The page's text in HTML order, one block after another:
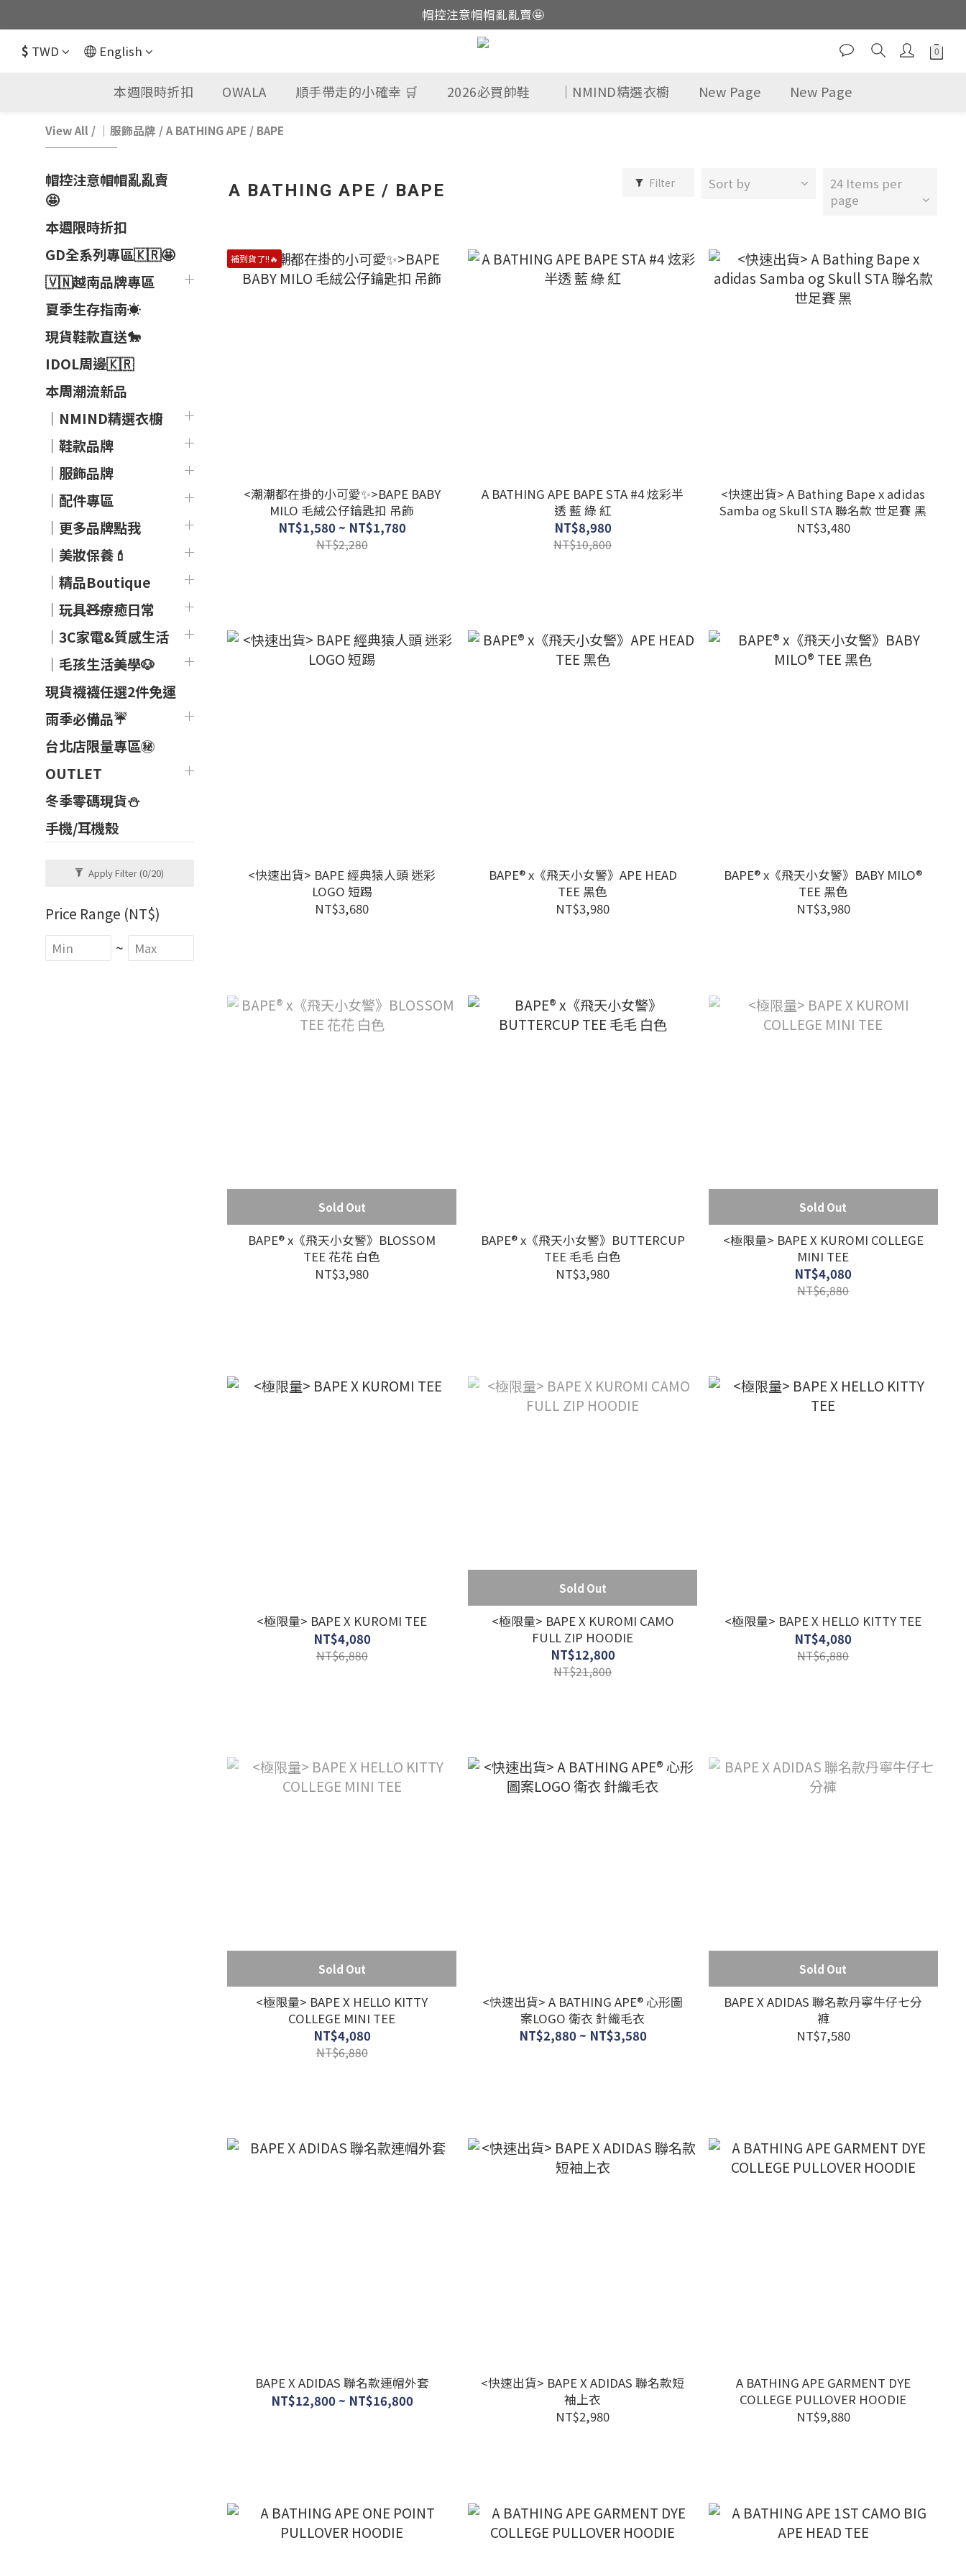
這裡現貨不用等👟
帽控注意帽帽亂亂賣🤩
這裡現貨不用等👟
$ TWD English
本週限時折扣 OWALA 順手帶走的小確幸 🛒 2026必買帥鞋 ｜NMIND精選衣櫥 New Page New Page
View All / ｜服飾品牌 /A BATHING APE / BAPE
帽控注意帽帽亂亂賣
🤩
本週限時折扣
GD全系列專區🇰🇷🤩
🇻🇳越南品牌專區
夏季生存指南☀️
現貨鞋款直送🐎
IDOL周邊🇰🇷
本周潮流新品
｜NMIND精選衣櫥
｜鞋款品牌
｜服飾品牌
｜配件專區
｜更多品牌點我
｜美妝保養💄
｜精品Boutique
｜玩具🧸療癒日常
｜3C家電&質感生活
｜毛孩生活美學🐶
現貨襪襪任選2件免運
雨季必備品☔
台北店限量專區㊙
OUTLET
冬季零碼現貨⛄
手機/耳機殼
Apply Filter (0/20)
Price Range (NT$)
~
A BATHING APE / BAPE Filter Sort by
24 Items per
page
補到貨了!!🔥
<潮潮都在掛的小可愛✨>BAPE BABY
MILO 毛絨公仔鑰匙扣 吊飾
NT$1,580 ~ NT$1,780
NT$2,280
A BATHING APE BAPE STA #4 炫彩半
透 藍 綠 紅
NT$8,980
NT$10,800
<快速出貨> A Bathing Bape x adidas
Samba og Skull STA 聯名款 世足賽 黑
NT$3,480
<快速出貨> BAPE 經典猿人頭 迷彩
LOGO 短踢
NT$3,680
BAPE® x《飛天小女警》APE HEAD
TEE 黑色
NT$3,980
BAPE® x《飛天小女警》BABY MILO®
TEE 黑色
NT$3,980
Sold Out
BAPE® x《飛天小女警》BLOSSOM
TEE 花花 白色
NT$3,980
BAPE® x《飛天小女警》BUTTERCUP
TEE 毛毛 白色
NT$3,980
Sold Out
<極限量> BAPE X KUROMI COLLEGE
MINI TEE
NT$4,080
NT$6,880
<極限量> BAPE X KUROMI TEE
NT$4,080
NT$6,880
Sold Out
<極限量> BAPE X KUROMI CAMO
FULL ZIP HOODIE
NT$12,800
NT$21,800
<極限量> BAPE X HELLO KITTY TEE
NT$4,080
NT$6,880
Sold Out
<極限量> BAPE X HELLO KITTY
COLLEGE MINI TEE
NT$4,080
NT$6,880
<快速出貨> A BATHING APE® 心形圖
案LOGO 衛衣 針織毛衣
NT$2,880 ~ NT$3,580
Sold Out
BAPE X ADIDAS 聯名款丹寧牛仔七分
褲
NT$7,580
BAPE X ADIDAS 聯名款連帽外套
NT$12,800 ~ NT$16,800
<快速出貨> BAPE X ADIDAS 聯名款短
袖上衣
NT$2,980
A BATHING APE GARMENT DYE
COLLEGE PULLOVER HOODIE
NT$9,880